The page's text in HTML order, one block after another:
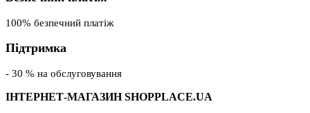
100% безпечний платіж
Підтримка
- 30 % на обслуговування
ІНТЕРНЕТ-МАГАЗИН SHOPPLACE.UA